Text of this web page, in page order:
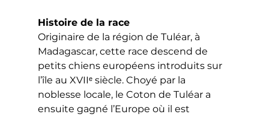
Histoire de la race
Originaire de la région de Tuléar, à
Madagascar, cette race descend de
petits chiens européens introduits sur
l’île au XVIIᵉ siècle. Choyé par la
noblesse locale, le Coton de Tuléar a
ensuite gagné l’Europe où il est